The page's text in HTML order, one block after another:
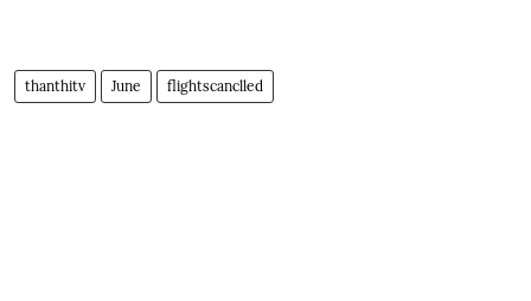
thanthitv June flightscanclled